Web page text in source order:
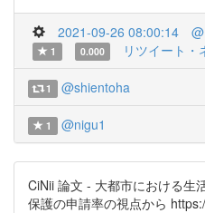
2021-09-26 08:00:14
1
0.000 リツイート・
1 @shientoha
1 @nigu1
CiNii 論文 - 大都市における生
保護の申請率の視点から